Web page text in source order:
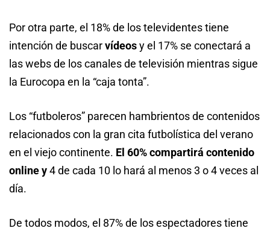
Por otra parte, el 18% de los televidentes tiene
intención de buscarvídeosy el 17% se conectará a
las webs de los canales de televisión mientras sigue
la Eurocopa en la “caja tonta”.
Los “futboleros” parecen hambrientos de contenidos
relacionados con la gran cita futbolística del verano
en el viejo continente. El 60% compartirá contenido
online y4 de cada 10 lo hará al menos 3 o 4 veces al
día.
De todos modos, el 87% de los espectadores tiene